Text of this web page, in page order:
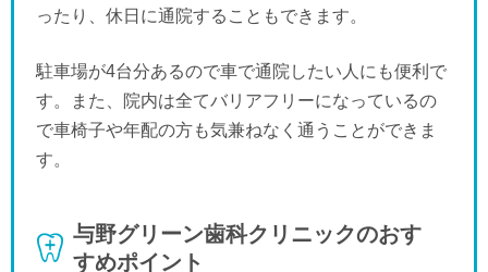
ったり、休日に通院することもできます。
駐車場が4台分あるので車で通院したい人にも便利で
す。また、院内は全てバリアフリーになっているの
で車椅子や年配の方も気兼ねなく通うことができま
す。
与野グリーン歯科クリニックのおす
すめポイント